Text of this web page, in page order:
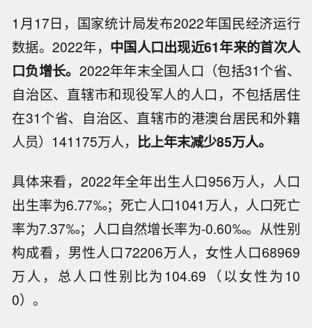
1月17日，国家统计局发布2022年国民经济运行
数据。2022年， 中国人口出现近61年来的首次人
口负增长。 2022年年末全国人口（包括31个省、
自治区、直辖市和现役军人的人口，不包括居住
在31个省、自治区、直辖市的港澳台居民和外籍
人员）141175万人， 比上年末减少85万人。
具体来看，2022年全年出生人口956万人，人口
出生率为6.77‰；死亡人口1041万人，人口死亡
率为7.37‰；人口自然增长率为-0.60‰。从性别
构成看，男性人口72206万人，女性人口68969
万人，总人口性别比为104.69（以女性为10
0）。